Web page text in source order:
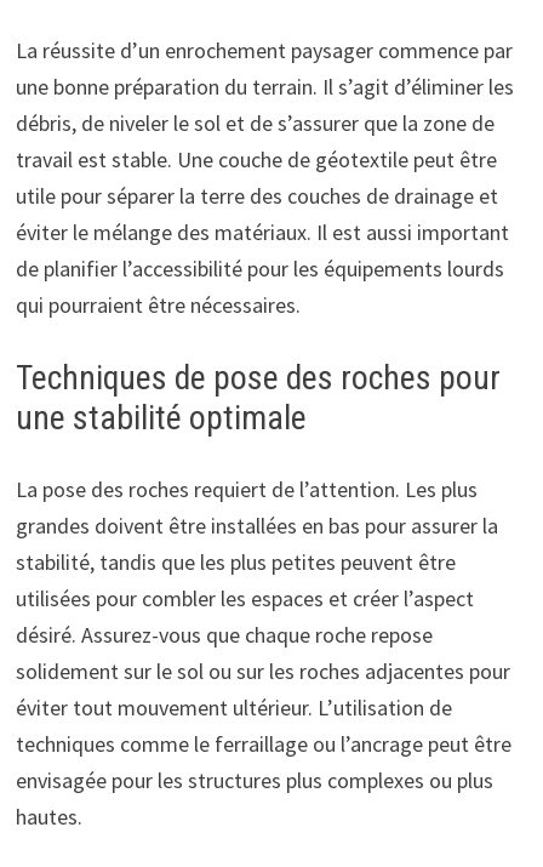
La réussite d’un enrochement paysager commence par
une bonne préparation du terrain. Il s’agit d’éliminer les
débris, de niveler le sol et de s’assurer que la zone de
travail est stable. Une couche de géotextile peut être
utile pour séparer la terre des couches de drainage et
éviter le mélange des matériaux. Il est aussi important
de planifier l’accessibilité pour les équipements lourds
qui pourraient être nécessaires.
Techniques de pose des roches pour
une stabilité optimale
La pose des roches requiert de l’attention. Les plus
grandes doivent être installées en bas pour assurer la
stabilité, tandis que les plus petites peuvent être
utilisées pour combler les espaces et créer l’aspect
désiré. Assurez-vous que chaque roche repose
solidement sur le sol ou sur les roches adjacentes pour
éviter tout mouvement ultérieur. L’utilisation de
techniques comme le ferraillage ou l’ancrage peut être
envisagée pour les structures plus complexes ou plus
hautes.